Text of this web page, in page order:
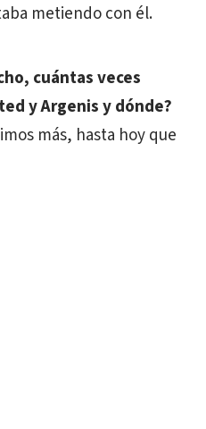
metiendo con él.
cuántas veces
y Argenis y dónde?
más, hasta hoy que